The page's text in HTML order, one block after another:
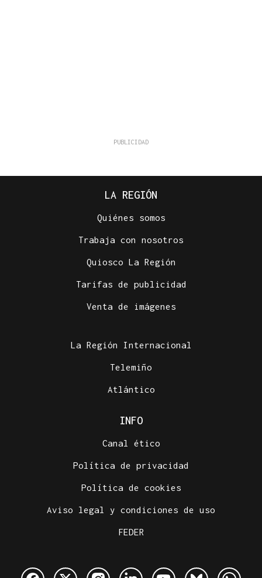
LA REGIÓN
Quiénes somos
Trabaja con nosotros
Quiosco La Región
Tarifas de publicidad
Venta de imágenes
La Región Internacional
Telemiño
Atlántico
INFO
Canal ético
Política de privacidad
Política de cookies
Aviso legal y condiciones de uso
FEDER